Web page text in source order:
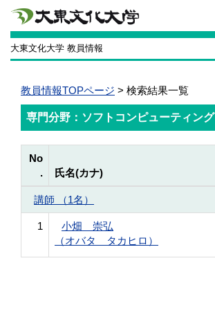
大東文化大学 教員情報
教員情報TOPページ > 検索結果一覧
専門分野：ソフトコンピューティング
No
.
氏名(カナ)
講師 （1名）
1
小畑 崇弘
（オバタ タカヒロ）